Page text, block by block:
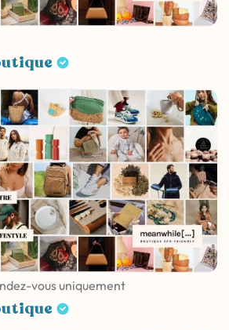
vous uniquement